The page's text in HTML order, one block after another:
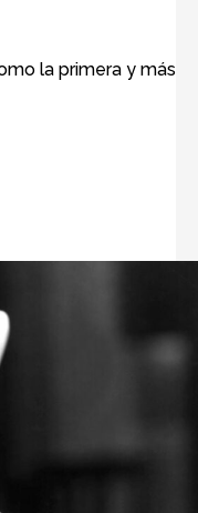
la primera y más